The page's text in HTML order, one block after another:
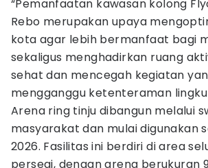
“Pemanfaatan kawasan kolong
Rebo merupakan upaya
kota agar lebih bermanfaat bagi
sekaligus menghadirkan ruang
sehat dan mencegah kegiatan
mengganggu ketenteraman
Arena ring tinju dibangun melalui
masyarakat dan mulai digunakan
2026. Fasilitas ini berdiri di area
persegi, dengan arena berukuran